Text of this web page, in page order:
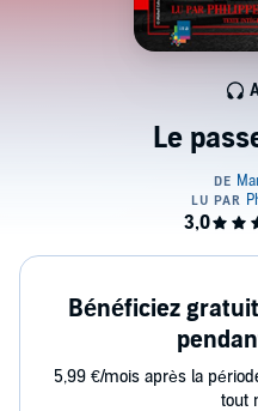
Le
Bénéficiez
5,99 €/mois après la
tout